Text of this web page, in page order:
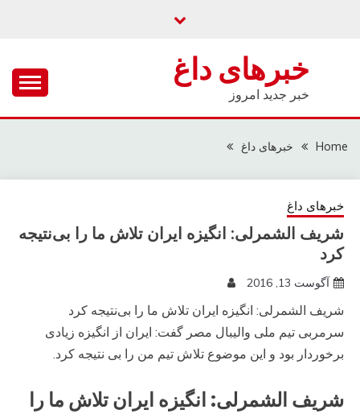
خبرهای داغ
خبر جدید امروز
Home خبرهای داغ
خبرهای داغ
شریف الشمرلی: انگیزه ایران تلاش ما را بی‌نتیجه
کرد
آگوست 13, 2016
شریف الشمرلی: انگیزه ایران تلاش ما را بی‌نتیجه کرد
سرمربی تیم ملی والیبال مصر گفت: ایران از انگیزه زیادی
برخوردار بود و این موضوع تلاش تیم من را بی نتیجه کرد.
شریف الشمرلی: انگیزه ایران تلاش ما را